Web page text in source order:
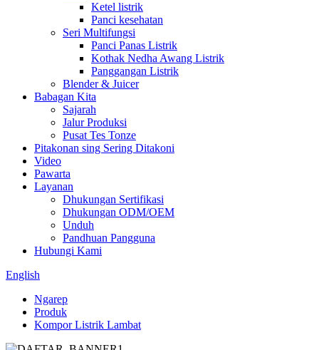
Ketel listrik
Panci kesehatan
Seri Multifungsi
Panci Panas Listrik
Kothak Nedha Awang Listrik
Panggangan Listrik
Blender & Juicer
Babagan Kita
Sajarah
Jalur Produksi
Pusat Tes Tonze
Pitakonan sing Sering Ditakoni
Video
Pawarta
Layanan
Dhukungan Sertifikasi
Dhukungan ODM/OEM
Unduh
Pandhuan Pangguna
Hubungi Kami
English
Ngarep
Produk
Kompor Listrik Lambat